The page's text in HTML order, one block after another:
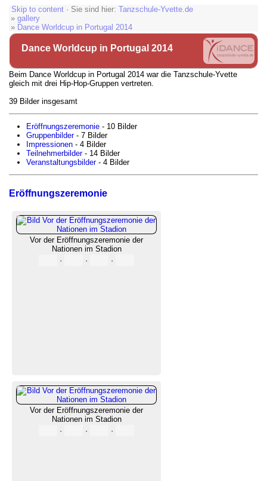
Skip to content · Sie sind hier: Tanzschule-Yvette.de
» gallery
» Dance Worldcup in Portugal 2014
Dance Worldcup in Portugal 2014
Beim Dance Worldcup in Portugal 2014 war die Tanzschule-Yvette
gleich mit drei Hip-Hop-Gruppen vertreten.
39 Bilder insgesamt
Eröffnungszeremonie- 10 Bilder
Gruppenbilder- 7 Bilder
Impressionen- 4 Bilder
Teilnehmerbilder- 14 Bilder
Veranstaltungsbilder- 4 Bilder
Eröffnungszeremonie
Vor der Eröffnungszeremonie der
Nationen im Stadion
·
· ·
Vor der Eröffnungszeremonie der
Nationen im Stadion
·
· ·